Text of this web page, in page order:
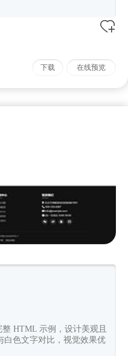
下载 在线预览
HTML 示例，设计美观且
白色文字对比，视觉效果优